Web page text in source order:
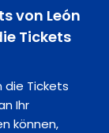
von León
Tickets
die Tickets
Ihr
können,